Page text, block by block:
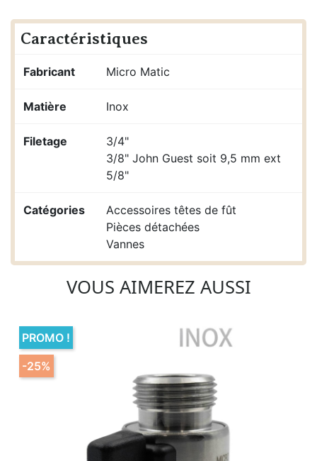
Caractéristiques
Fabricant Micro Matic
Matière Inox
Filetage
3/4"
3/8" John Guest soit 9,5 mm ext
5/8"
Catégories
Accessoires têtes de fût
Pièces détachées
Vannes
VOUS AIMEREZ AUSSI
PROMO !
-25%